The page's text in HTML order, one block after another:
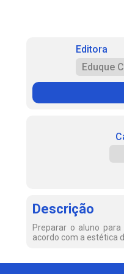
Editora
Eduque
Descrição
Preparar o aluno
acordo com a estética